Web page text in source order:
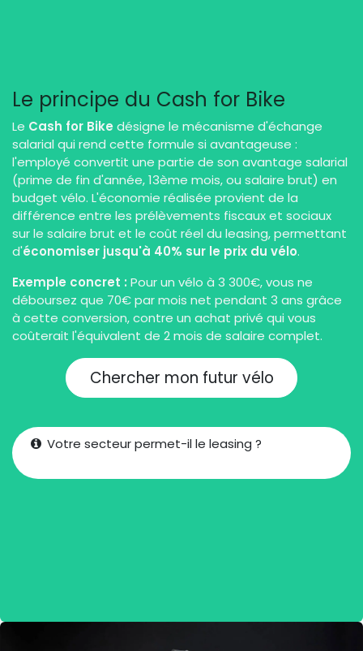
Le principe du Cash for Bike
Le Cash for Bike désigne le mécanisme d'échange
salarial qui rend cette formule si avantageuse :
l'employé convertit une partie de son avantage salarial
(prime de fin d'année, 13ème mois, ou salaire brut) en
budget vélo. L'économie réalisée provient de la
différence entre les prélèvements fiscaux et sociaux
sur le salaire brut et le coût réel du leasing, permettant
d'économiser jusqu'à 40% sur le prix du vélo.
Exemple concret : Pour un vélo à 3 300€, vous ne
déboursez que 70€ par mois net pendant 3 ans grâce
à cette conversion, contre un achat privé qui vous
coûterait l'équivalent de 2 mois de salaire complet.
Chercher mon futur vélo
Votre secteur permet-il le leasing ?